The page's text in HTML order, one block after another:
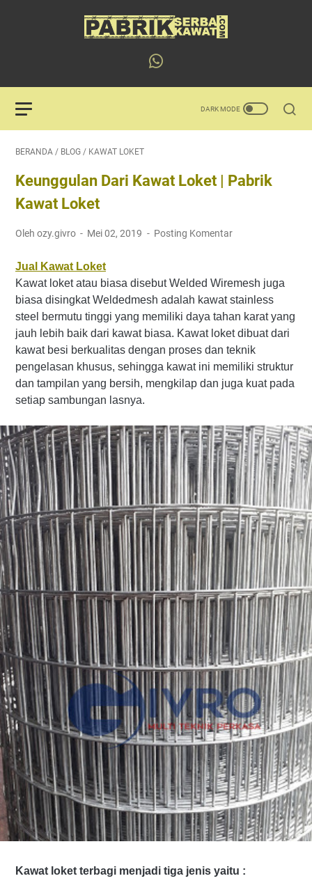
BERANDA / BLOG / KAWAT LOKET
Keunggulan Dari Kawat Loket | Pabrik
Kawat Loket
Oleh ozy.givro Mei 02, 2019 Posting Komentar
Jual Kawat Loket
Kawat loket atau biasa disebut Welded Wiremesh juga
biasa disingkat Weldedmesh adalah kawat stainless
steel bermutu tinggi yang memiliki daya tahan karat yang
jauh lebih baik dari kawat biasa. Kawat loket dibuat dari
kawat besi berkualitas dengan proses dan teknik
pengelasan khusus, sehingga kawat ini memiliki struktur
dan tampilan yang bersih, mengkilap dan juga kuat pada
setiap sambungan lasnya.
Kawat loket terbagi menjadi tiga jenis yaitu :